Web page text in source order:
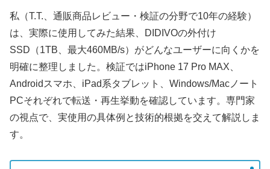
私（T.T.、通販商品レビュー・検証の分野で10年の経験）
は、実際に使用してみた結果、DIDIVOの外付け
SSD（1TB、最大460MB/s）がどんなユーザーに向くかを
明確に整理しました。検証ではiPhone 17 Pro MAX、
Androidスマホ、iPad系タブレット、Windows/Macノート
PCそれぞれで転送・再生挙動を確認しています。専門家
の視点で、実使用の具体例と技術的根拠を交えて解説しま
す。